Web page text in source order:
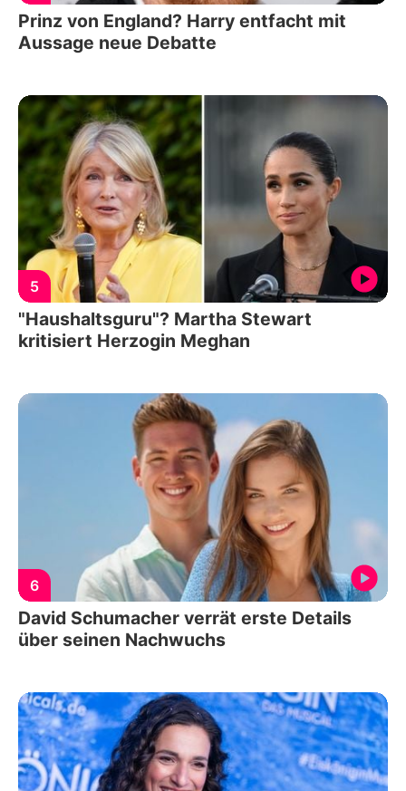
Prinz von England? Harry entfacht mit
Aussage neue Debatte
5
"Haushaltsguru"? Martha Stewart
kritisiert Herzogin Meghan
6
David Schumacher verrät erste Details
über seinen Nachwuchs